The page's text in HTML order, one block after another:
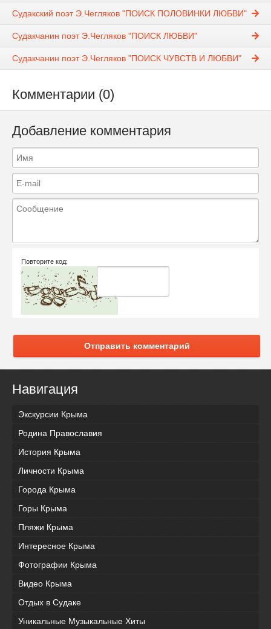
Судакский поэт Э.Чегляков "ПОИСК ПОЛОВИНКИ ЛЮБВИ"
Судакчанин поэт Э.Чегляков "ПОИСК ЛЮБВИ"
Судакчанин поэт Э.Чегляков "ПОИСК ЧУВСТВ И ЛЮБВИ"
Комментарии (0)
Добавление комментария
Повторите код:
Отправить комментарий
Навигация
Экскурсии Крыма
Родина Православия
История Крыма
Личности Крыма
Города Крыма
Горы Крыма
Пляжи Крыма
Интересное Крыма
Фотографии Крыма
Видео Крыма
Отдых в Судаке
Уникальные Музыкальные Хиты